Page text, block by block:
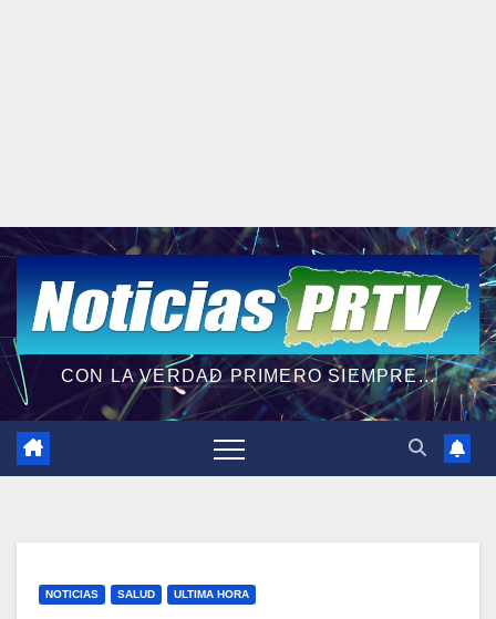
CON LA VERDAD PRIMERO SIEMPRE...
NOTICIAS SALUD ULTIMA HORA